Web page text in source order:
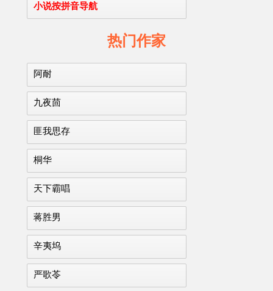
小说按拼音导航
热门作家
阿耐
九夜茴
匪我思存
桐华
天下霸唱
蒋胜男
辛夷坞
严歌苓